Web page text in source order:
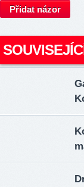
Přidat názor